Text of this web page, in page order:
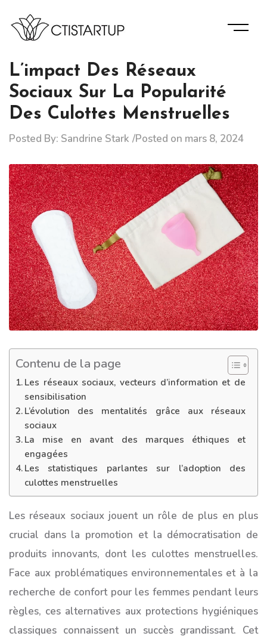
content
L’impact Des Réseaux
Sociaux Sur La Popularité
Des Culottes Menstruelles
Posted By: Sandrine Stark Posted on mars 8, 2024
Contenu de la page
Les réseaux sociaux, vecteurs d’information et de
sensibilisation
L’évolution des mentalités grâce aux réseaux
sociaux
La mise en avant des marques éthiques et
engagées
Les statistiques parlantes sur l’adoption des
culottes menstruelles
Les réseaux sociaux jouent un rôle de plus en plus
crucial dans la promotion et la démocratisation de
produits innovants, dont les culottes menstruelles.
Face aux problématiques environnementales et à la
recherche de confort pour les femmes pendant leurs
règles, ces alternatives aux protections hygiéniques
classiques connaissent un succès grandissant. Cet